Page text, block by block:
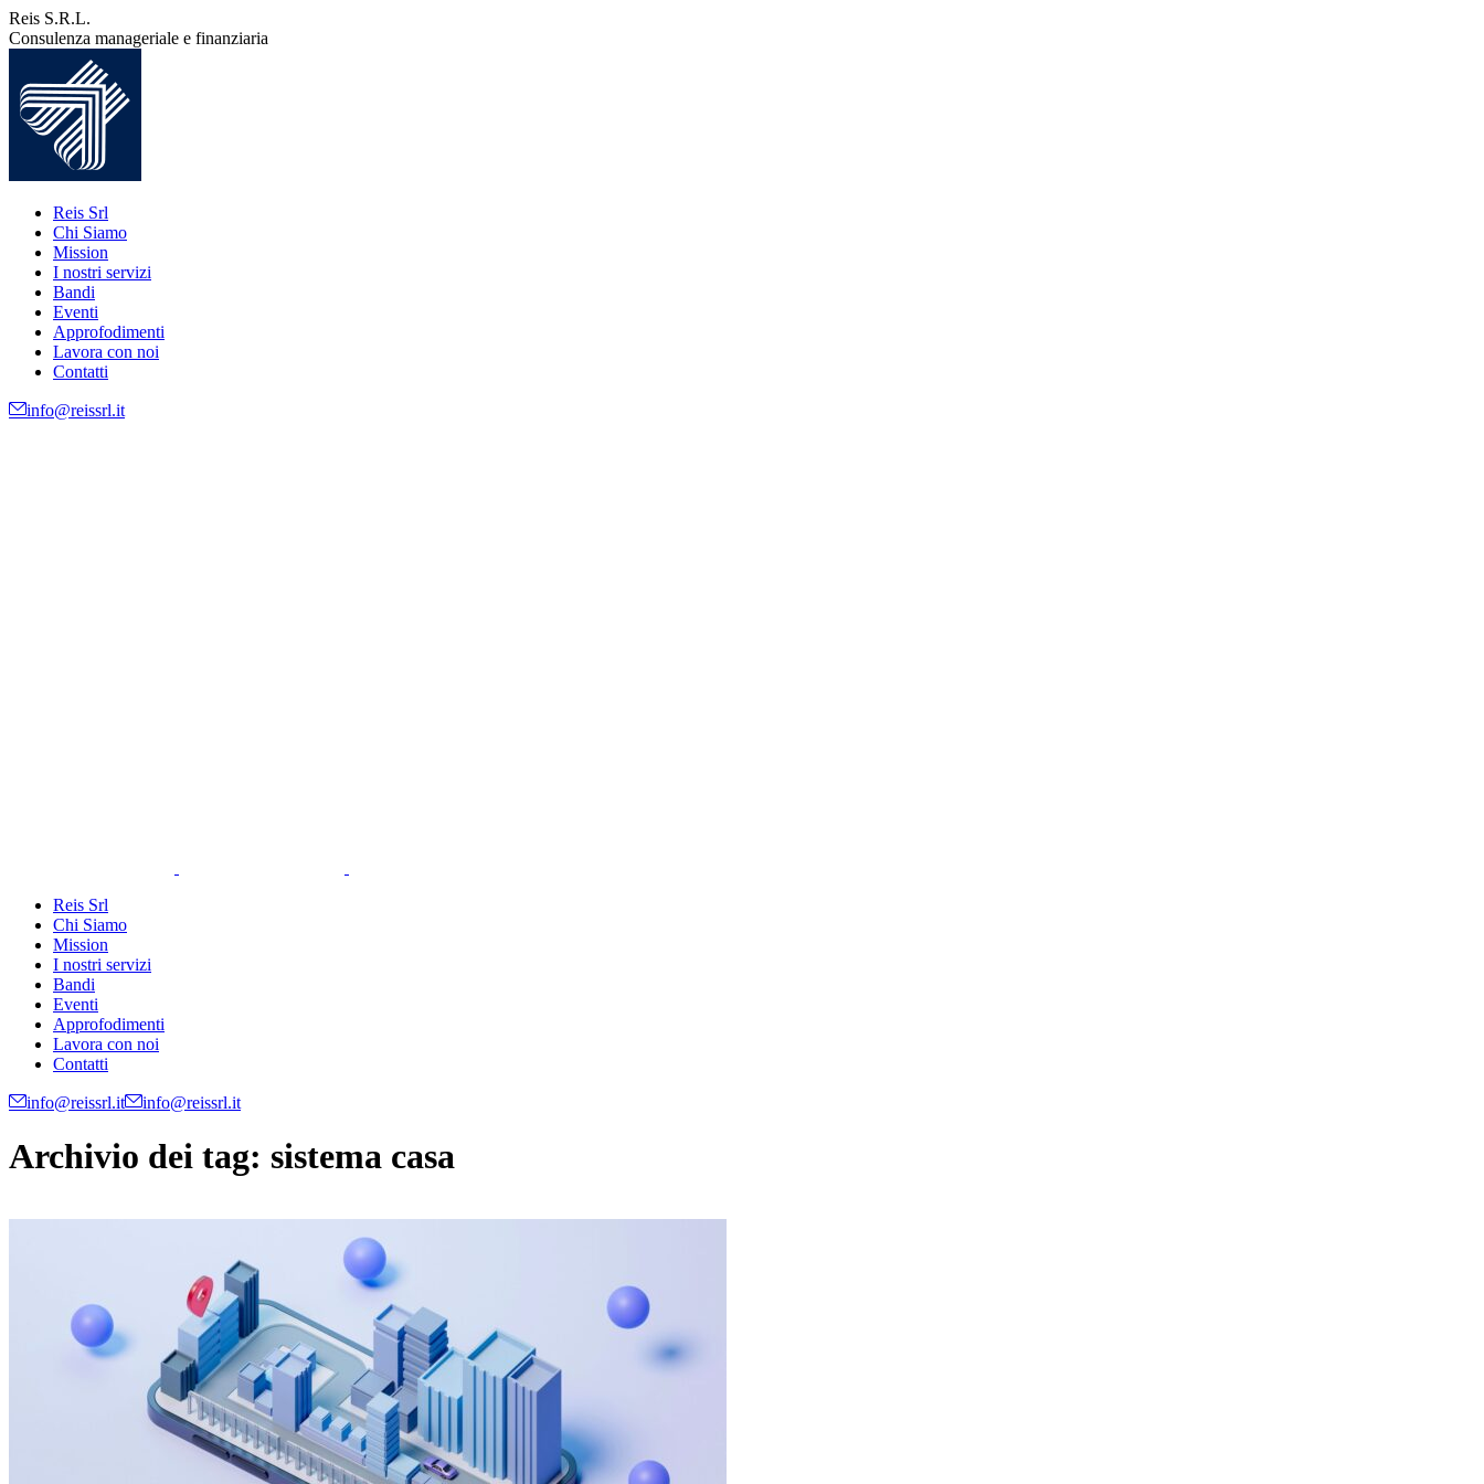
Vai
ai
Reis S.R.L.
Consulenza manageriale e finanziaria
Reis Srl
Chi Siamo
Mission
I nostri servizi
Bandi
Eventi
Approfodimenti
Lavora con noi
Contatti
info@reissrl.it
Reis Srl
Chi Siamo
Mission
I nostri servizi
Bandi
Eventi
Approfodimenti
Lavora con noi
Contatti
info@reissrl.it info@reissrl.it
Archivio dei tag: sistema casa